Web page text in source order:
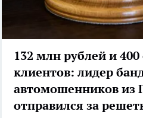
132 млн рублей и
клиентов: лидер
автомошенников из
отправился за